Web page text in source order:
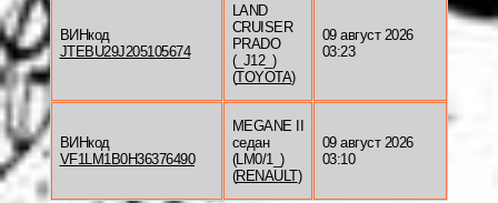
ВИНкод
JTEBU29J205105674
LAND
CRUISER
PRADO
(_J12_)
(TOYOTA)
09 август 2026
03:23
ВИНкод
VF1LM1B0H36376490
MEGANE II
седан
(LM0/1_)
(RENAULT)
09 август 2026
03:10